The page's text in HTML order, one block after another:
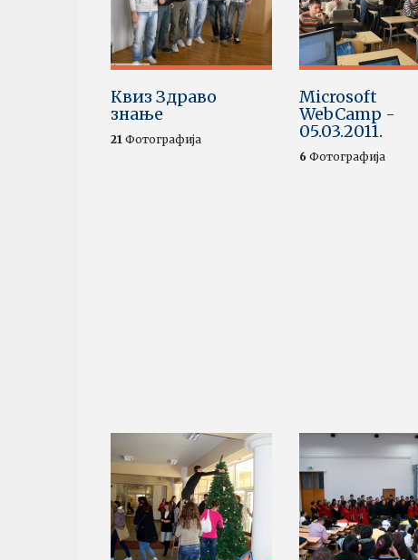
Квиз Здраво
знање
21 Фотографија
Microsoft
WebCamp -
05.03.2011.
6 Фотографија